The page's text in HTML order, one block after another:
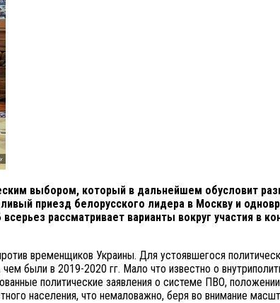
выбором, который в дальнейшем обусловит
приезд белорусского лидера в Москву и
рассматривает варианты вокруг участия в
временщиков Украины. Для устоявшегося
были в 2019-2020 гг. Мало что известно о
политические заявления о системе ПВО,
населения, что немаловажно, беря во внимание